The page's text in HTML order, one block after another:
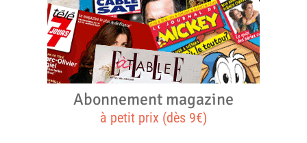
Abonnement magazine
à petit prix (dès 9€)